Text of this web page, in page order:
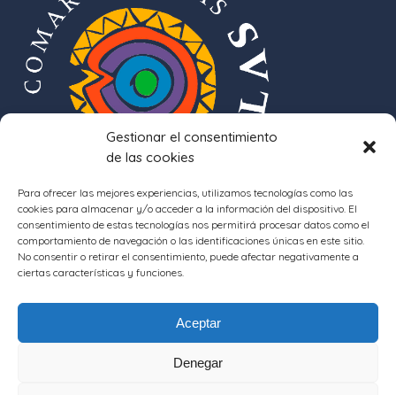
Gestionar el consentimiento
de las cookies
Para ofrecer las mejores experiencias, utilizamos tecnologías como las
cookies para almacenar y/o acceder a la información del dispositivo. El
consentimiento de estas tecnologías nos permitirá procesar datos como el
comportamiento de navegación o las identificaciones únicas en este sitio.
No consentir o retirar el consentimiento, puede afectar negativamente a
ciertas características y funciones.
Aceptar
Denegar